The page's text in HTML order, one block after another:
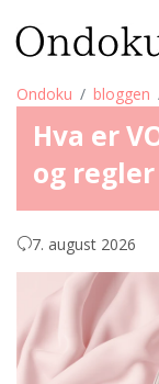
Ondoku bloggen
Hva er
og
7. august 2026